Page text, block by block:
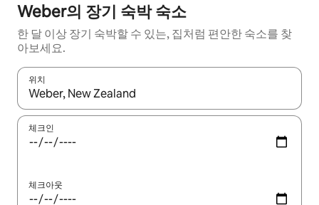
Weber의 장기 숙박 숙소
한 달 이상 장기 숙박할 수 있는, 집처럼 편안한 숙소를 찾
아보세요.
위치
결과가 나오면 위·아래 화살표 키를 사용하거나 터치 또는 스와이
체크인
체크아웃